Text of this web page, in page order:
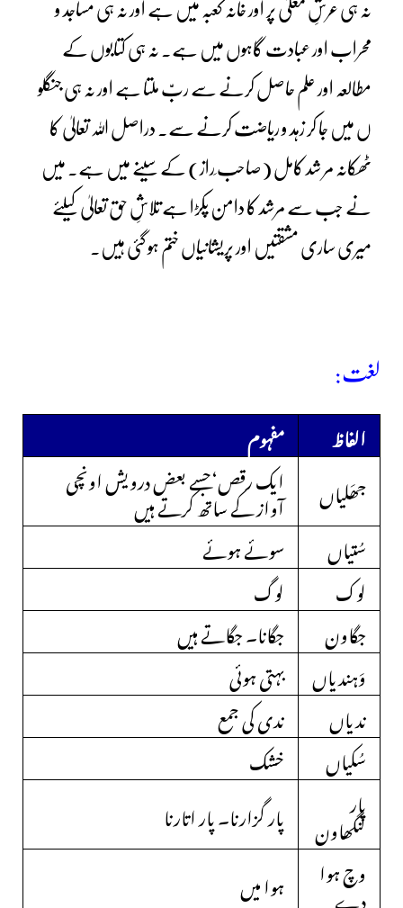
نہ ہی عرشِ معلیّٰ پر اور خانہ کعبہ میں ہے اور نہ ہی مساجد و
محراب اور عبادت گاہوں میں ہے۔ نہ ہی کتابوں کے
مطالعہ اور علم حاصل کرنے سے ربّ ملتا ہے اور نہ ہی جنگلو
ں میں جا کر زہد و ریاضت کرنے سے۔ دراصل اللہ تعالیٰ کا
ٹھکانہ مر شد کامل (صاحب ِراز) کے سینے میں ہے۔ میں
نے جب سے مرشد کا دامن پکڑا ہے تلاشِ حق تعالیٰ کیلئے
میری ساری مشقتیں اور پریشانیاں ختم ہو گئی ہیں۔
لغت:
الفاظ
مفہوم
جھَلیاں
ایک رقص‘جسے بعض درویش اونچی
آواز کے ساتھ کرتے ہیں
سُتیاں
سوئے ہوئے
لوک
لوگ
جگاون
جگانا۔ جگاتے ہیں
وَہندیاں
بہتی ہوئی
ندیاں
ندی کی جمع
سُکیاں
خشک
پار
لنگھاون
پار گزارنا۔ پار اتارنا
وچ ہوا
دے ہوا میں